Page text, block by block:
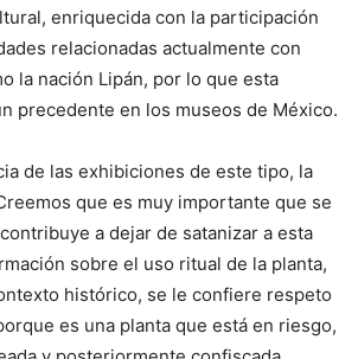
enriquecida con la participación
relacionadas actualmente con
la nación Lipán, por lo que esta
precedente en los museos de México.
de las exhibiciones de este tipo, la
que es muy importante que se
a dejar de satanizar a esta
sobre el uso ritual de la planta,
histórico, se le confiere respeto
es una planta que está en riesgo,